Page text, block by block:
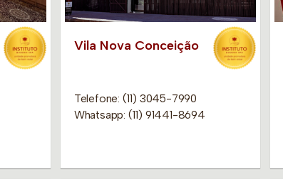
Vila Nova Conceição
Telefone: (11) 3045-7990
Whatsapp: (11) 91441-8694